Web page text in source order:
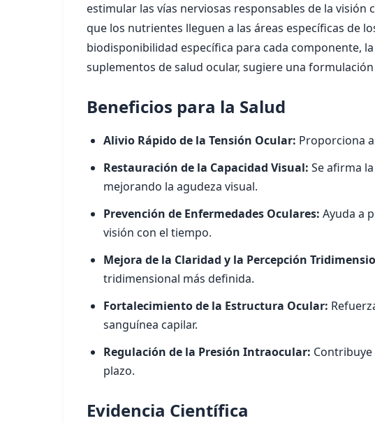
estimular las vías nerviosas responsables de la
que los nutrientes lleguen a las áreas específicas de
biodisponibilidad específica para cada componente,
suplementos de salud ocular, sugiere una
Beneficios para la Salud
Alivio Rápido de la Tensión Ocular: Proporciona
Restauración de la Capacidad Visual: Se afirma
mejorando la agudeza visual.
Prevención de Enfermedades Oculares: Ayuda a
visión con el tiempo.
Mejora de la Claridad y la Percepción
tridimensional más definida.
Fortalecimiento de la Estructura Ocular:
sanguínea capilar.
Regulación de la Presión Intraocular:
plazo.
Evidencia Científica